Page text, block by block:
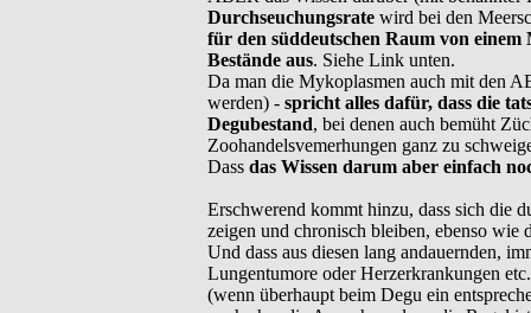
Durchseuchungsrate wird bei den
für den süddeutschen Raum von
Bestände aus. Siehe Link unten.
Da man die Mykoplasmen auch mit den
werden) -spricht alles dafür, dass die
Degubestand, bei denen auch bemüht
Zoohandelsvemerhungen ganz zu
Dass das Wissen darum aber einfach
Erschwerend kommt hinzu, dass sich die
zeigen und chronisch bleiben, ebenso wie
Und dass aus diesen lang andauernden,
Lungentumore oder Herzerkrankungen
(wenn überhaupt beim Degu ein